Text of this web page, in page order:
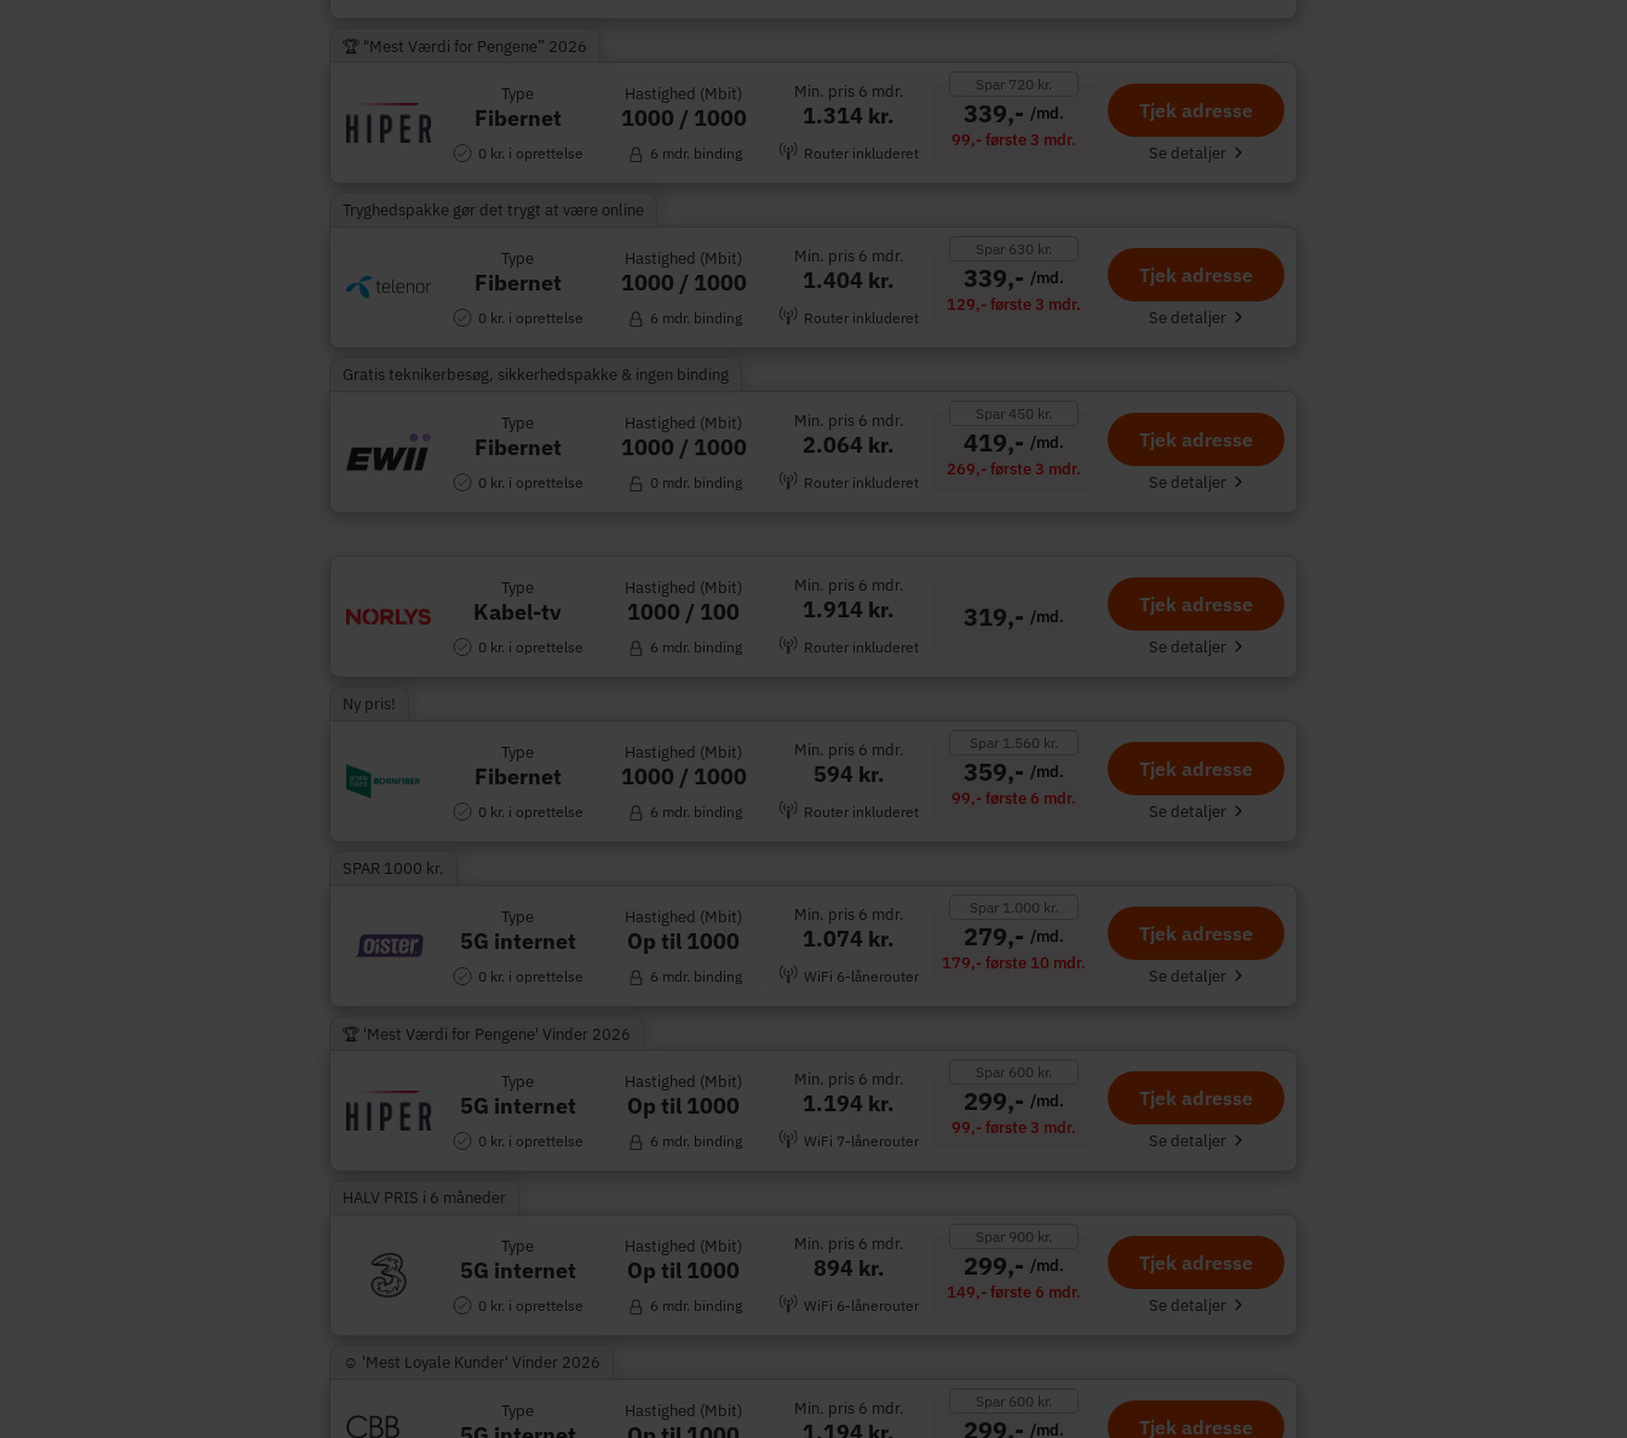
🏆 "Mest Værdi for Pengene” 2026
Type
Fibernet
0 kr. i oprettelse
Hastighed (Mbit)
1000 / 1000
6 mdr. binding
Min. pris 6 mdr.
1.314 kr.
Router inkluderet
Spar 720 kr.
339,- /md.
99,- første 3 mdr.
Tjek adresse
Se detaljer
Tryghedspakke gør det trygt at være online
Type
Fibernet
0 kr. i oprettelse
Hastighed (Mbit)
1000 / 1000
6 mdr. binding
Min. pris 6 mdr.
1.404 kr.
Router inkluderet
Spar 630 kr.
339,- /md.
129,- første 3 mdr.
Tjek adresse
Se detaljer
Gratis teknikerbesøg, sikkerhedspakke & ingen binding
Type
Fibernet
0 kr. i oprettelse
Hastighed (Mbit)
1000 / 1000
0 mdr. binding
Min. pris 6 mdr.
2.064 kr.
Router inkluderet
Spar 450 kr.
419,- /md.
269,- første 3 mdr.
Tjek adresse
Se detaljer
Type
Kabel-tv
0 kr. i oprettelse
Hastighed (Mbit)
1000 / 100
6 mdr. binding
Min. pris 6 mdr.
1.914 kr.
Router inkluderet
319,- /md.
Tjek adresse
Se detaljer
Ny pris!
Type
Fibernet
0 kr. i oprettelse
Hastighed (Mbit)
1000 / 1000
6 mdr. binding
Min. pris 6 mdr.
594 kr.
Router inkluderet
Spar 1.560 kr.
359,- /md.
99,- første 6 mdr.
Tjek adresse
Se detaljer
SPAR 1000 kr.
Type
5G internet
0 kr. i oprettelse
Hastighed (Mbit)
Op til 1000
6 mdr. binding
Min. pris 6 mdr.
1.074 kr.
WiFi 6-lånerouter
Spar 1.000 kr.
279,- /md.
179,- første 10 mdr.
Tjek adresse
Se detaljer
🏆 'Mest Værdi for Pengene' Vinder 2026
Type
5G internet
0 kr. i oprettelse
Hastighed (Mbit)
Op til 1000
6 mdr. binding
Min. pris 6 mdr.
1.194 kr.
WiFi 7-lånerouter
Spar 600 kr.
299,- /md.
99,- første 3 mdr.
Tjek adresse
Se detaljer
HALV PRIS i 6 måneder
Type
5G internet
0 kr. i oprettelse
Hastighed (Mbit)
Op til 1000
6 mdr. binding
Min. pris 6 mdr.
894 kr.
WiFi 6-lånerouter
Spar 900 kr.
299,- /md.
149,- første 6 mdr.
Tjek adresse
Se detaljer
☺︎ 'Mest Loyale Kunder' Vinder 2026
Type Hastighed (Mbit) Min. pris 6 mdr. Spar 600 kr.
299,- /md.
Tjek adresse